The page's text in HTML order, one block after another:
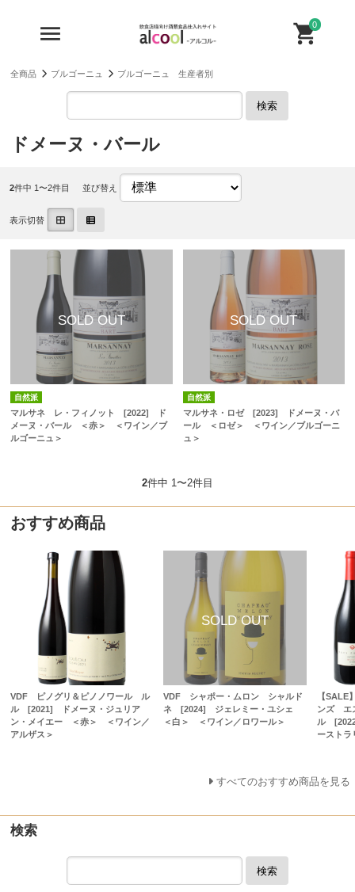
0
全商品 ブルゴーニュ ブルゴーニュ 生産者別
検索
ドメーヌ・バール
2件中 1〜2件目 並び替え
表示切替
自然派
マルサネ レ・フィノット [2022] ド
メーヌ・バール ＜赤＞ ＜ワイン／ブ
ルゴーニュ＞
自然派
マルサネ・ロゼ [2023] ドメーヌ・バ
ール ＜ロゼ＞ ＜ワイン／ブルゴーニ
ュ＞
2件中 1〜2件目
おすすめ商品
VDF ピノグリ＆ピノノワール ル
ル [2021] ドメーヌ・ジュリア
ン・メイエー ＜赤＞ ＜ワイン／
アルザス＞
VDF シャポー・ムロン シャルド
ネ [2024] ジェレミー・ユシェ
＜白＞ ＜ワイン／ロワール＞
【SALE
ンズ エ
ル
ーストラ
すべてのおすすめ商品を見る
検索
検索